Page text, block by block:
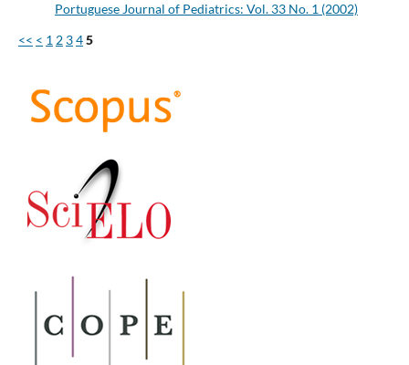
Portuguese Journal of Pediatrics: Vol. 33 No. 1 (2002)
<< < 1 2 345